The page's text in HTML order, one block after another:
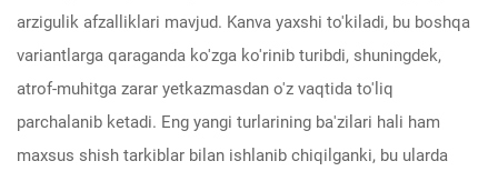
arzigulik afzalliklari mavjud. Kanva yaxshi to'kiladi, bu boshqa
variantlarga qaraganda ko'zga ko'rinib turibdi, shuningdek,
atrof-muhitga zarar yetkazmasdan o'z vaqtida to'liq
parchalanib ketadi. Eng yangi turlarining ba'zilari hali ham
maxsus shish tarkiblar bilan ishlanib chiqilganki, bu ularda